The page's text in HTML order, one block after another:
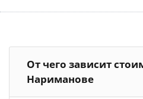
От чего зависит
Нариманове